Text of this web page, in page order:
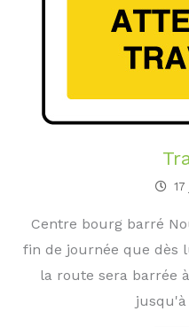
Centre bourg barré
fin de journée que dès
la route sera barrée
jusqu'à